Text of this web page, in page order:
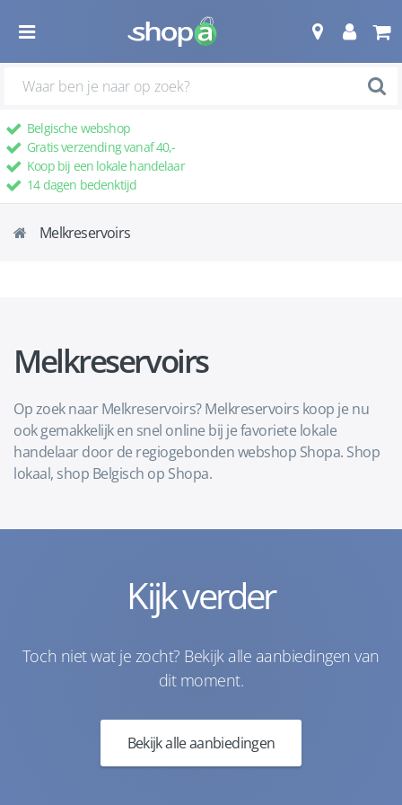
Belgische webshop
Gratis verzending vanaf 40,-
Koop bij een lokale handelaar
14 dagen bedenktijd
Melkreservoirs
Melkreservoirs
Op zoek naar Melkreservoirs? Melkreservoirs koop je nu
ook gemakkelijk en snel online bij je favoriete lokale
handelaar door de regiogebonden webshop Shopa. Shop
lokaal, shop Belgisch op Shopa.
Kijk verder
Toch niet wat je zocht? Bekijk alle aanbiedingen van
dit moment.
Bekijk alle aanbiedingen